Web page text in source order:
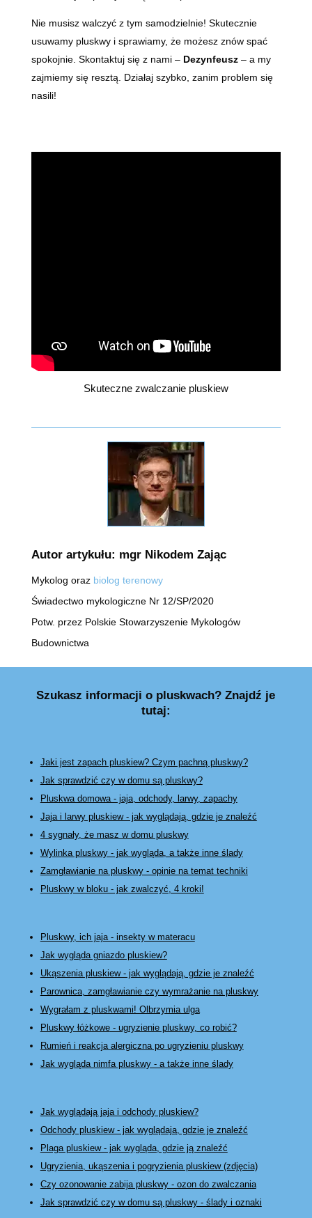
Nie musisz walczyć z tym samodzielnie! Skutecznie
usuwamy pluskwy i sprawiamy, że możesz znów spać
spokojnie. Skontaktuj się z nami – Dezynfeusz– a my
zajmiemy się resztą. Działaj szybko, zanim problem się
nasili!
Skuteczne zwalczanie pluskiew
Autor artykułu: mgr Nikodem Zając
Mykolog oraz biolog terenowy
Świadectwo mykologiczne Nr 12/SP/2020
Potw. przez Polskie Stowarzyszenie Mykologów
Budownictwa
Szukasz informacji o pluskwach? Znajdź je
tutaj:
Jaki jest zapach pluskiew? Czym pachną pluskwy?
Jak sprawdzić czy w domu są pluskwy?
Pluskwa domowa - jaja, odchody, larwy, zapachy
Jaja i larwy pluskiew - jak wyglądają, gdzie je znaleźć
4 sygnały, że masz w domu pluskwy
Wylinka pluskwy - jak wygląda, a także inne ślady
Zamgławianie na pluskwy- opinie na temat techniki
Pluskwy w bloku - jak zwalczyć, 4 kroki!
Pluskwy, ich jaja - insekty w materacu
Jak wygląda gniazdo pluskiew?
Ukąszenia pluskiew - jak wyglądają, gdzie je znaleźć
Parownica, zamgławianie czy wymrażanie na pluskwy
Wygrałam z pluskwami! Olbrzymia ulga
Pluskwy łóżkowe- ugryzienie pluskwy, co robić?
Rumień i reakcja alergiczna po ugryzieniu pluskwy
Jak wygląda nimfa pluskwy - a także inne ślady
Jak wyglądają jaja i odchody pluskiew?
Odchody pluskiew - jak wyglądają, gdzie je znaleźć
Plaga pluskiew - jak wygląda, gdzie ją znaleźć
Ugryzienia, ukąszenia i pogryzienia pluskiew (zdjęcia)
Czy ozonowanie zabija pluskwy - ozon do zwalczania
Jak sprawdzić czy w domu są pluskwy - ślady i oznaki